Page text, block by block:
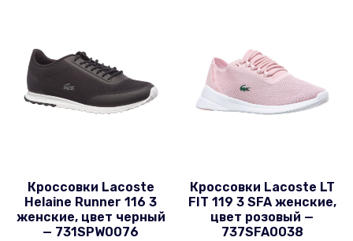
Кроссовки Lacoste
Helaine Runner 116 3
женские, цвет черный
— 731SPW0076
Кроссовки Lacoste LT
FIT 119 3 SFA женские,
цвет розовый —
737SFA0038